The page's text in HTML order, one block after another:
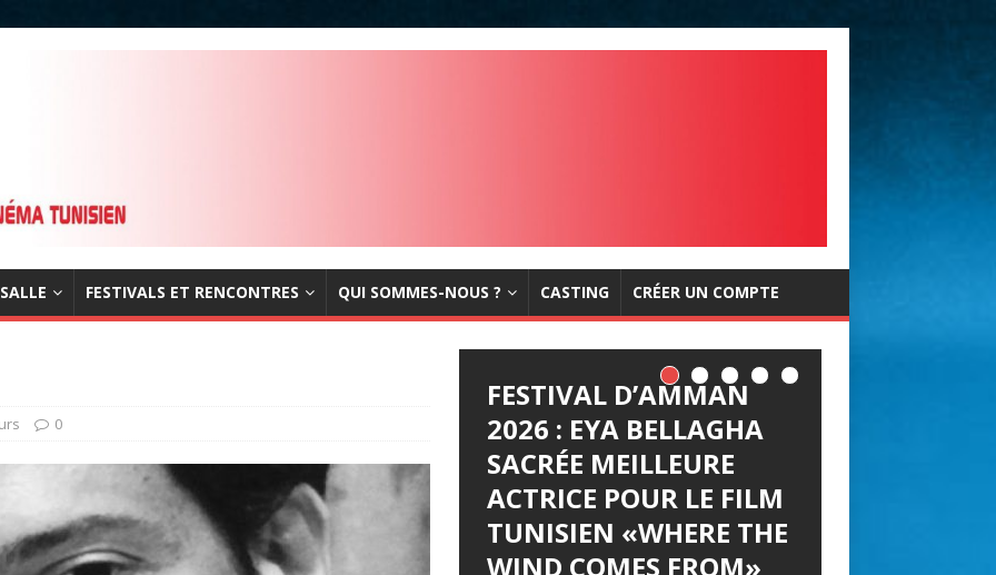
FESTIVALS ET RENCONTRES QUI SOMMES-NOUS ? CASTING CRÉER UN COMPTE
0
FESTIVAL D’AMMAN
2026 : EYA BELLAGHA
SACRÉE MEILLEURE
ACTRICE POUR LE FILM
TUNISIEN «WHERE THE
WIND COMES FROM»